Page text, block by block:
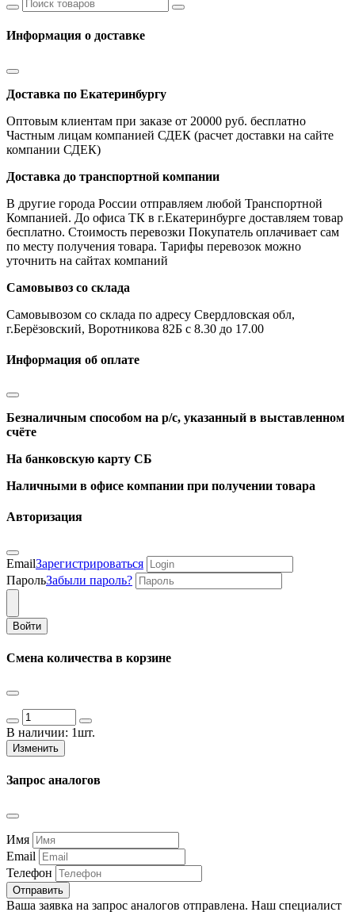
Информация о доставке
Доставка по Екатеринбургу
Оптовым клиентам при заказе от 20000 руб. бесплатно
Частным лицам компанией СДЕК (расчет доставки на сайте
компании СДЕК)
Доставка до транспортной компании
В другие города России отправляем любой Транспортной
Компанией. До офиса ТК в г.Екатеринбурге доставляем товар
бесплатно. Стоимость перевозки Покупатель оплачивает сам
по месту получения товара. Тарифы перевозок можно
уточнить на сайтах компаний
Самовывоз со склада
Самовывозом со склада по адресу Свердловская обл,
г.Берёзовский, Воротникова 82Б с 8.30 до 17.00
Информация об оплате
Безналичным способом на р/с, указанный в выставленном
счёте
На банковскую карту СБ
Наличными в офисе компании при получении товара
Авторизация
EmailЗарегистрироваться
ПарольЗабыли пароль?
Войти
Смена количества в корзине
В наличии: 1шт.
Изменить
Запрос аналогов
Имя
Email
Телефон
Отправить
Ваша заявка на запрос аналогов отправлена. Наш специалист